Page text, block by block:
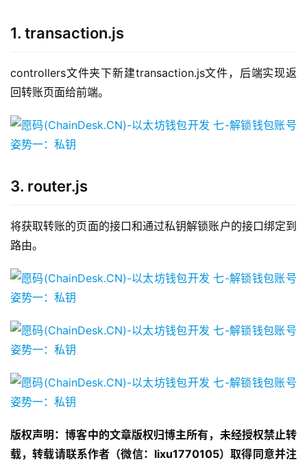
1. transaction.js
controllers文件夹下新建transaction.js文件，后端实现返
回转账页面给前端。
3. router.js
将获取转账的页面的接口和通过私钥解锁账户的接口绑定到
路由。
版权声明：博客中的文章版权归博主所有，未经授权禁止转
载，转载请联系作者（微信：lixu1770105）取得同意并注